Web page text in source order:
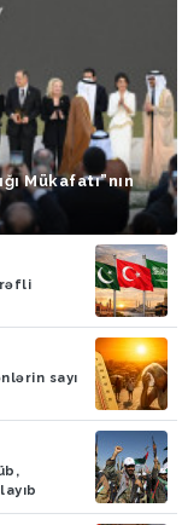
Mükafatı”nın
sayı